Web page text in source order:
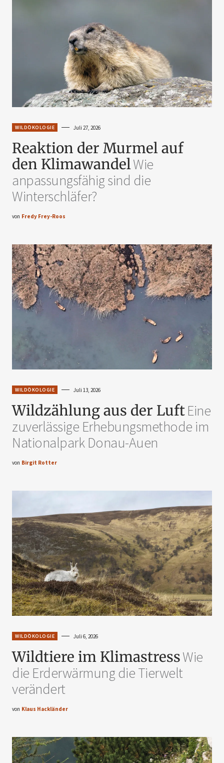
WILDÖKOLOGIE Juli 27, 2026
Reaktion der Murmel auf
den KlimawandelWie
anpassungsfähig sind die
Winterschläfer?
von Fredy Frey-Roos
WILDÖKOLOGIE Juli 13, 2026
Wildzählung aus der LuftEine
zuverlässige Erhebungsmethode im
Nationalpark Donau-Auen
von Birgit Rotter
WILDÖKOLOGIE Juli 6, 2026
Wildtiere im KlimastressWie
die Erderwärmung die Tierwelt
verändert
von Klaus Hackländer